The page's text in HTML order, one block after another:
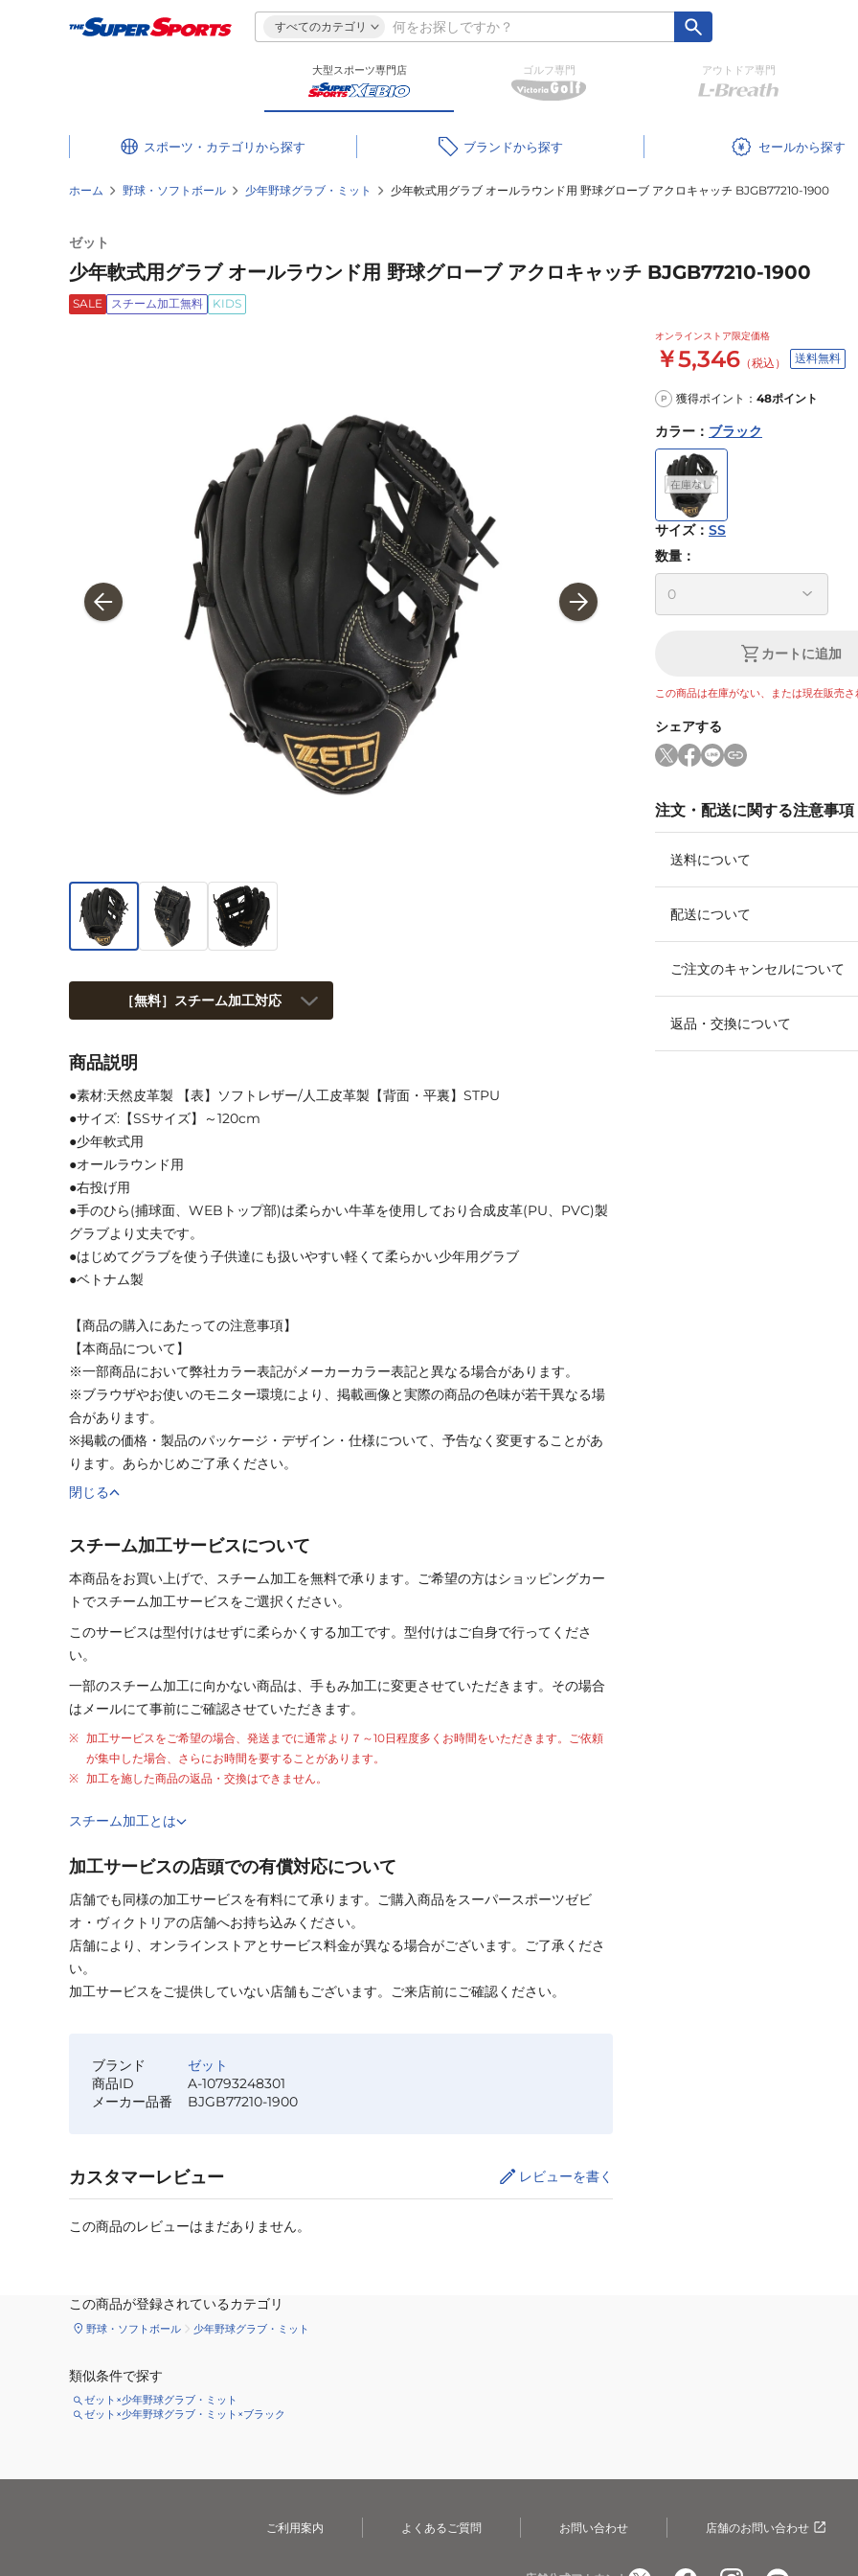
すべてのカテゴリ
大型スポーツ専門店 ゴルフ専門 アウトドア専門
スポーツ・カテゴリ ブランド セール
ホーム 野球・ソフトボール 少年野球グラブ・ミット 少年軟式用グラブ オールラウンド用 野球グローブ アクロキャッチ BJGB77210-1900
ゼット
少年軟式用グラブ オールラウンド用 野球グローブ アクロキャッチ BJGB77210-1900
SALE スチーム加工無料 KIDS
オンラインストア限定価格
￥5,346 （税込） 送料無料
P 獲得ポイント： 48ポイント
カラー ： ブラック
サイズ： SS
数量：
カートに追加
この商品は在庫がない、または現在販売さ
シェアする
注文・配送に関する注意事項
送料について
配送について
ご注文のキャンセルについて
返品・交換について
［無料］スチーム加工対応
商品説明
●素材:天然皮革製 【表】ソフトレザー/人工皮革製【背面・平裏】STPU
●サイズ:【SSサイズ】～120cm
●少年軟式用
●オールラウンド用
●右投げ用
●手のひら(捕球面、WEBトップ部)は柔らかい牛革を使用しており合成皮革(PU、PVC)製
グラブより丈夫です。
●はじめてグラブを使う子供達にも扱いやすい軽くて柔らかい少年用グラブ
●ベトナム製
【商品の購入にあたっての注意事項】
【本商品について】
※一部商品において弊社カラー表記がメーカーカラー表記と異なる場合があります。
※ブラウザやお使いのモニター環境により、掲載画像と実際の商品の色味が若干異なる場
合があります。
※掲載の価格・製品のパッケージ・デザイン・仕様について、予告なく変更することがあ
ります。あらかじめご了承ください。
閉じる
スチーム加工サービスについて
本商品をお買い上げで、スチーム加工を無料で承ります。ご希望の方はショッピングカー
トでスチーム加工サービスをご選択ください。
このサービスは型付けはせずに柔らかくする加工です。型付けはご自身で行ってくださ
い。
一部のスチーム加工に向かない商品は、手もみ加工に変更させていただきます。その場合
はメールにて事前にご確認させていただきます。
加工サービスをご希望の場合、発送までに通常より ７～10日程度多くお時間をいただきます。ご依頼
が集中した場合、さらにお時間を要することがあります。
加工を施した商品の返品・交換はできません。
スチーム加工とは
加工サービスの店頭での有償対応について
店舗でも同様の加工サービスを有料にて承ります。ご購入商品をスーパースポーツゼビ
オ・ヴィクトリアの店舗へお持ち込みください。
店舗により、オンラインストアとサービス料金が異なる場合がございます。ご了承くださ
い。
加工サービスをご提供していない店舗もございます。ご来店前にご確認ください。
ブランド
ゼット
商品ID
A-10793248301
メーカー品番
BJGB77210-1900
カスタマーレビュー レビューを書く
この商品のレビューはまだありません。
この商品が登録されているカテゴリ
野球・ソフトボール 少年野球グラブ・ミット
類似条件で探す
ゼット×少年野球グラブ・ミット
ゼット×少年野球グラブ・ミット×ブラック
ご利用案内 よくあるご質問 お問い合わせ 店舗のお問い合わせ